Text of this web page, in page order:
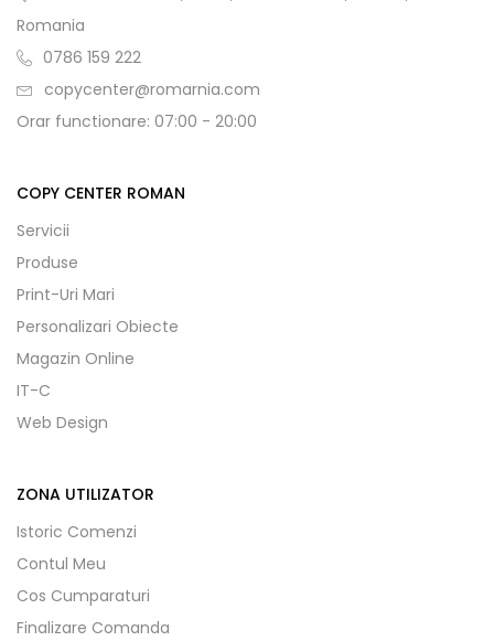
Romania
0786 159 222
copycenter@romarnia.com
Orar functionare: 07:00 - 20:00
COPY CENTER ROMAN
Servicii
Produse
Print-Uri Mari
Personalizari Obiecte
Magazin Online
IT-C
Web Design
ZONA UTILIZATOR
Istoric Comenzi
Contul Meu
Cos Cumparaturi
Finalizare Comanda